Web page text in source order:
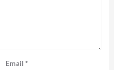
Email *